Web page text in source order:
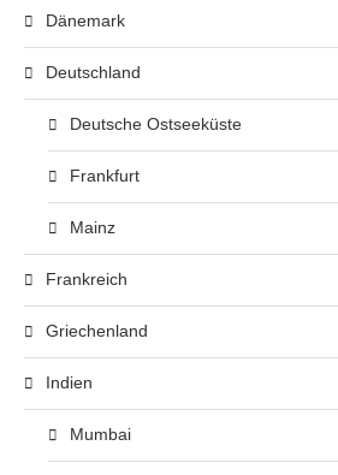
Dänemark
Deutschland
Deutsche Ostseeküste
Frankfurt
Mainz
Frankreich
Griechenland
Indien
Mumbai